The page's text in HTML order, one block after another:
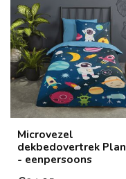
Microvezel
dekbedovertrek
- eenpersoons